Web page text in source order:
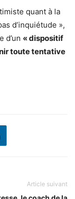
quant à la
d’inquiétude »,
d’un « dispositif
toute tentative
Article suivant